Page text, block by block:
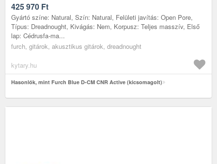
425 970 Ft
Gyártó színe: Natural, Szín: Natural, Felületi javítás: Open Pore,
Típus: Dreadnought, Kivágás: Nem, Korpusz: Teljes masszív, Első
lap: Cédrusfa-ma...
furch, gitárok, akusztikus gitárok, dreadnought
kytary.hu
Hasonlók, mint Furch Blue D-CM CNR Active (kicsomagolt)